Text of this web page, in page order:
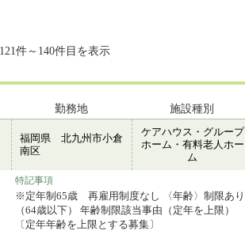
件～140件目を表示
勤務地 施設種別
福岡県 北九州市小倉
南区
ケアハウス・グループ
ホーム・有料老人ホー
ム
特記事項
※定年制65歳 再雇用制度なし 〈年齢〉制限あり
（64歳以下） 年齢制限該当事由（定年を上限）
〔定年年齢を上限とする募集〕